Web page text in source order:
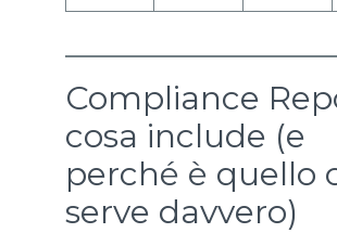
Compliance
cosa include (e
perché è quello
serve davvero)